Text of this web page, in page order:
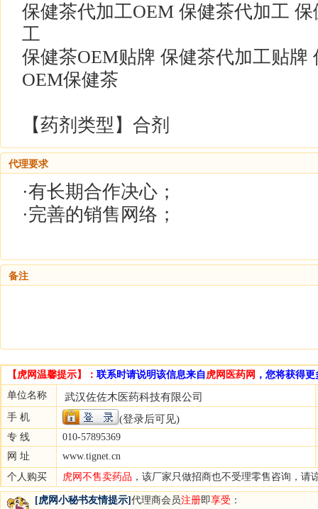
保健茶代加工OEM 保健茶代加工
工
保健茶OEM贴牌 保健茶代加工贴牌
OEM保健茶
【药剂类型】合剂
代理要求
·有长期合作决心；
·完善的销售网络；
备注
【虎网温馨提示】： 联系时请说明该信息来自虎网医药网 ，您将获得
单位名称
武汉佐佐木医药科技有限公司
手 机 (登录后可见)
专 线
010-57895369
网 址
www.tignet.cn
个人购买
虎网不售卖药品 ，该厂家只做招商也不受理零售咨询，请
[虎网小秘书友情提示] 代理商会员注册即享受 ：